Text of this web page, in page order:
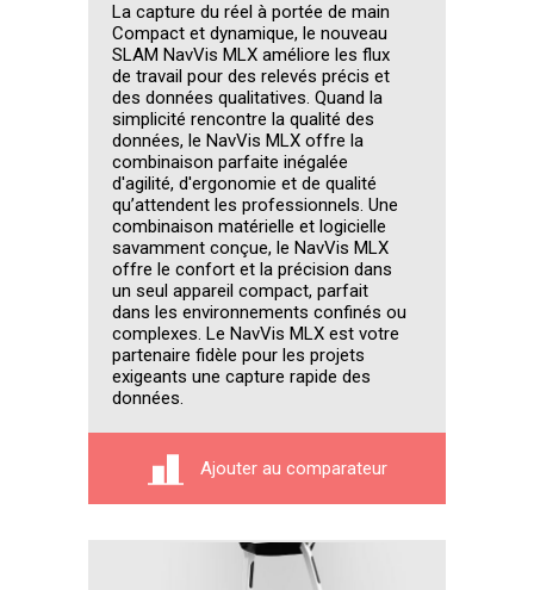
La capture du réel à portée de main
Compact et dynamique, le nouveau
SLAM NavVis MLX améliore les flux
de travail pour des relevés précis et
des données qualitatives. Quand la
simplicité rencontre la qualité des
données, le NavVis MLX offre la
combinaison parfaite inégalée
d'agilité, d'ergonomie et de qualité
qu’attendent les professionnels. Une
combinaison matérielle et logicielle
savamment conçue, le NavVis MLX
offre le confort et la précision dans
un seul appareil compact, parfait
dans les environnements confinés ou
complexes. Le NavVis MLX est votre
partenaire fidèle pour les projets
exigeants une capture rapide des
données.
Ajouter au comparateur